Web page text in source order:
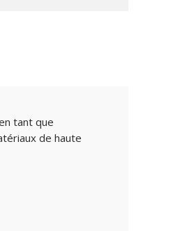
tant que
de haute